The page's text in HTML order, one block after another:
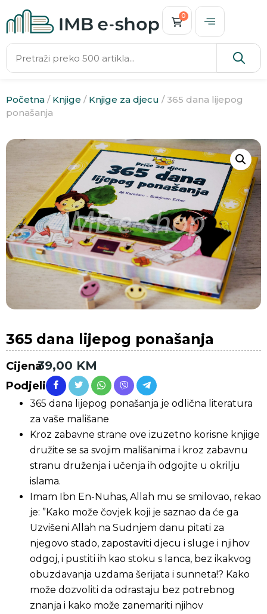
0
Početna / Knjige / Knjige za djecu / 365 dana lijepog
ponašanja
365 dana lijepog ponašanja
Cijena39,00 KM
Podjeli
365 dana lijepog ponašanja je odlična literatura
za vaše mališane
Kroz zabavne strane ove izuzetno korisne knjige
družite se sa svojim mališanima i kroz zabavnu
stranu druženja i učenja ih odgojite u okrilju
islama.
Imam Ibn En-Nuhas, Allah mu se smilovao, rekao
je: ”Kako može čovjek koji je saznao da će ga
Uzvišeni Allah na Sudnjem danu pitati za
njegovo stado, zapostaviti djecu i sluge i njihov
odgoj, i pustiti ih kao stoku s lanca, bez ikakvog
obuzdavanja uzdama šerijata i sunneta!? Kako
može dozvoliti da odrastaju bez potrebnog
znanja i kako može zanemariti njihov